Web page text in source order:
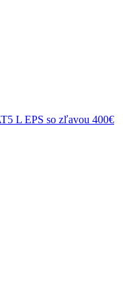
L EPS so zľavou 400€